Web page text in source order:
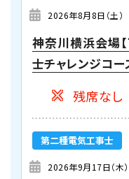
2026年8月8日（土）
神奈川横浜会場
士チャレンジコ
残席なし
第二種電気工事士
2026年9月17日（木）